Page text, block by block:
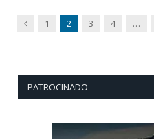
Previous
1 2 3 4 …
PATROCINADO